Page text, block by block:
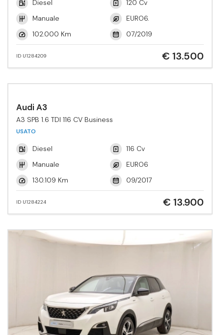
Diesel
120 Cv
Manuale
EURO6.
102.000 Km
07/2019
ID U1284209 € 13.500
Audi A3
A3 SPB 1.6 TDI 116 CV Business
USATO
Diesel
116 Cv
Manuale
EURO6
130.109 Km
09/2017
ID U1284224 € 13.900